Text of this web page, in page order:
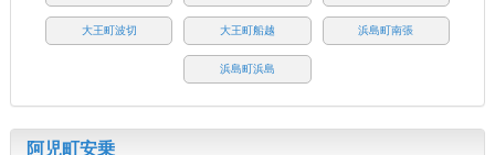
大王町波切 大王町船越 浜島町南張
浜島町浜島
阿児町安乗